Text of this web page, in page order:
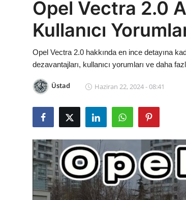
Motosiklet
Öneriler
Paketler
Oto Bilgi
Opel Vectra 2.0
Kullanıcı
Opel Vectra 2.0 hakkında en ince detayına
dezavantajları, kullanıcı yorumları ve daha
Üstad Haziran 22, 2024 - 08:41